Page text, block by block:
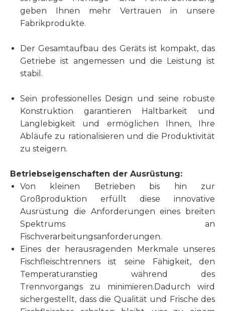
geben Ihnen mehr Vertrauen in unsere
Fabrikprodukte.
Der Gesamtaufbau des Geräts ist kompakt, das
Getriebe ist angemessen und die Leistung ist
stabil.
Sein professionelles Design und seine robuste
Konstruktion garantieren Haltbarkeit und
Langlebigkeit und ermöglichen Ihnen, Ihre
Abläufe zu rationalisieren und die Produktivität
zu steigern.
Betriebseigenschaften der Ausrüstung:
Von kleinen Betrieben bis hin zur
Großproduktion erfüllt diese innovative
Ausrüstung die Anforderungen eines breiten
Spektrums an
Fischverarbeitungsanforderungen.
Eines der herausragenden Merkmale unseres
Fischfleischtrenners ist seine Fähigkeit, den
Temperaturanstieg während des
Trennvorgangs zu minimieren.Dadurch wird
sichergestellt, dass die Qualität und Frische des